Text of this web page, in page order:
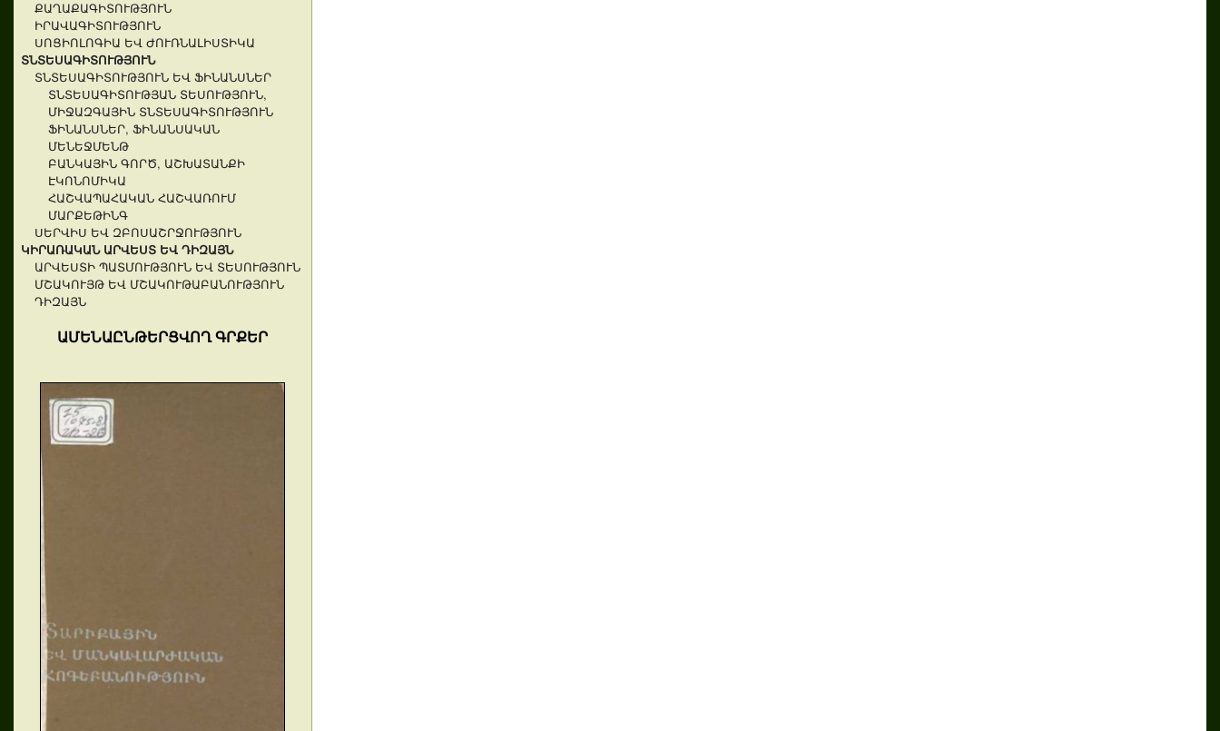
ՔԱՂԱՔԱԳԻՏՈՒԹՅՈՒՆ
ԻՐԱՎԱԳԻՏՈՒԹՅՈՒՆ
ՍՈՑԻՈԼՈԳԻԱ ԵՎ ԺՈՒՌՆԱԼԻՍՏԻԿԱ
ՏՆՏԵՍԱԳԻՏՈՒԹՅՈՒՆ
ՏՆՏԵՍԱԳԻՏՈՒԹՅՈՒՆ ԵՎ ՖԻՆԱՆՍՆԵՐ
ՏՆՏԵՍԱԳԻՏՈՒԹՅԱՆ ՏԵՍՈՒԹՅՈՒՆ,
ՄԻՋԱԶԳԱՅԻՆ ՏՆՏԵՍԱԳԻՏՈՒԹՅՈՒՆ
ՖԻՆԱՆՍՆԵՐ, ՖԻՆԱՆՍԱԿԱՆ
ՄԵՆԵՋՄԵՆԹ
ԲԱՆԿԱՅԻՆ ԳՈՐԾ, ԱՇԽԱՏԱՆՔԻ
ԷԿՈՆՈՄԻԿԱ
ՀԱՇՎԱՊԱՀԱԿԱՆ ՀԱՇՎԱՌՈՒՄ
ՄԱՐՔԵԹԻՆԳ
ՍԵՐՎԻՍ ԵՎ ԶԲՈՍԱՇՐՋՈՒԹՅՈՒՆ
ԿԻՐԱՌԱԿԱՆ ԱՐՎԵՍՏ ԵՎ ԴԻԶԱՅՆ
ԱՐՎԵՍՏԻ ՊԱՏՄՈՒԹՅՈՒՆ ԵՎ ՏԵՍՈՒԹՅՈՒՆ
ՄՇԱԿՈՒՅԹ ԵՎ ՄՇԱԿՈՒԹԱԲԱՆՈՒԹՅՈՒՆ
ԴԻԶԱՅՆ
ԱՄԵՆԱԸՆԹԵՐՑՎՈՂ ԳՐՔԵՐ